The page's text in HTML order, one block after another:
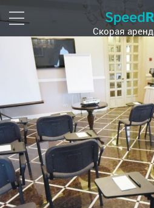
Скорая